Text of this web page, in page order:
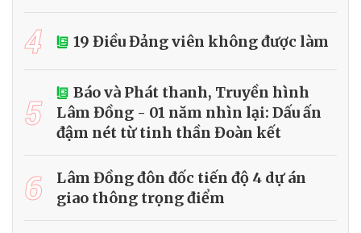
4 19 Điều Đảng viên không được làm
5
Báo và Phát thanh, Truyền hình
Lâm Đồng - 01 năm nhìn lại: Dấu ấn
đậm nét từ tinh thần Đoàn kết
6
Lâm Đồng đôn đốc tiến độ 4 dự án
giao thông trọng điểm